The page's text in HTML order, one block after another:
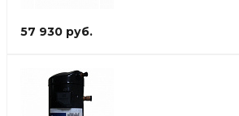
57 930 руб.